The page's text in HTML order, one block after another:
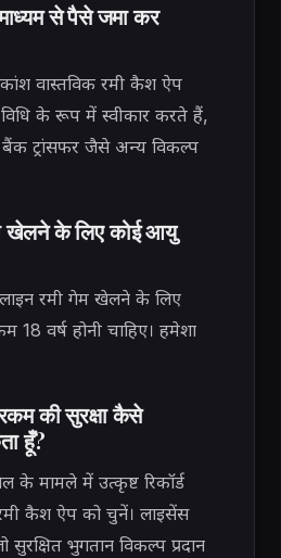
से पैसे जमा कर
वास्तविक रमी कैश ऐप
के रूप में स्वीकार करते हैं,
ट्रांसफर जैसे अन्य विकल्प
खेलने के लिए कोई आयु
रमी गेम खेलने के लिए
वर्ष होनी चाहिए। हमेशा
की सुरक्षा कैसे
हूँ?
के मामले में उत्कृष्ट रिकॉर्ड
कैश ऐप को चुनें। लाइसेंस
सुरक्षित भुगतान विकल्प प्रदान